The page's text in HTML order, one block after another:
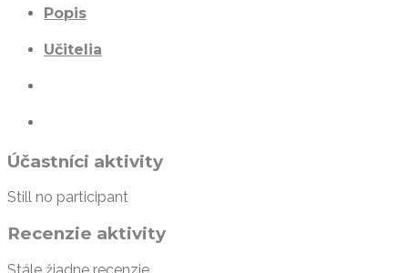
Popis
Učitelia
Účastníci aktivity
Still no participant
Recenzie aktivity